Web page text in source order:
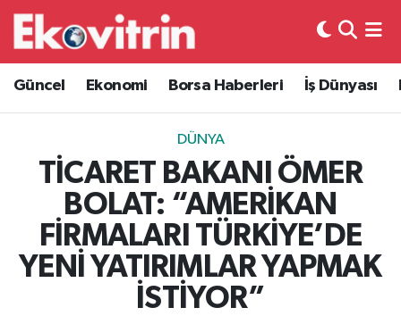
Güncel Ekonomi Borsa Haberleri İş Dünyası
DÜNYA
TİCARET BAKANI ÖMER
BOLAT: “AMERİKAN
FİRMALARI TÜRKİYE’DE
YENİ YATIRIMLAR YAPMAK
İSTİYOR”
Güncel
Ekonomi
Borsa Haberleri
İş Dünyası
Lojistik
Hava Durumu
Trafik Durumu
Süper Lig Puan Durumu ve Fikstür
Tüm Manşetler
Son Dakika Haberleri